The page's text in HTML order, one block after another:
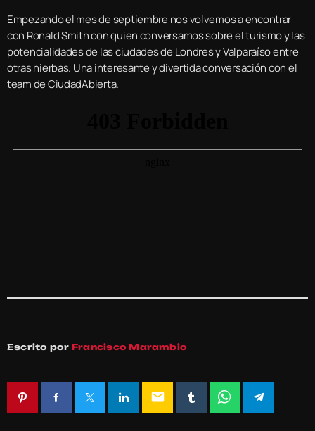
Empezando el mes de septiembre nos volvemos a encontrar
con Ronald Smith con quien conversamos sobre el turismo y las
potencialidades de las ciudades de Londres y Valparaíso entre
otras hierbas. Una interesante y divertida conversación con el
team de CiudadAbierta.
Escrito por Francisco Marambio
email